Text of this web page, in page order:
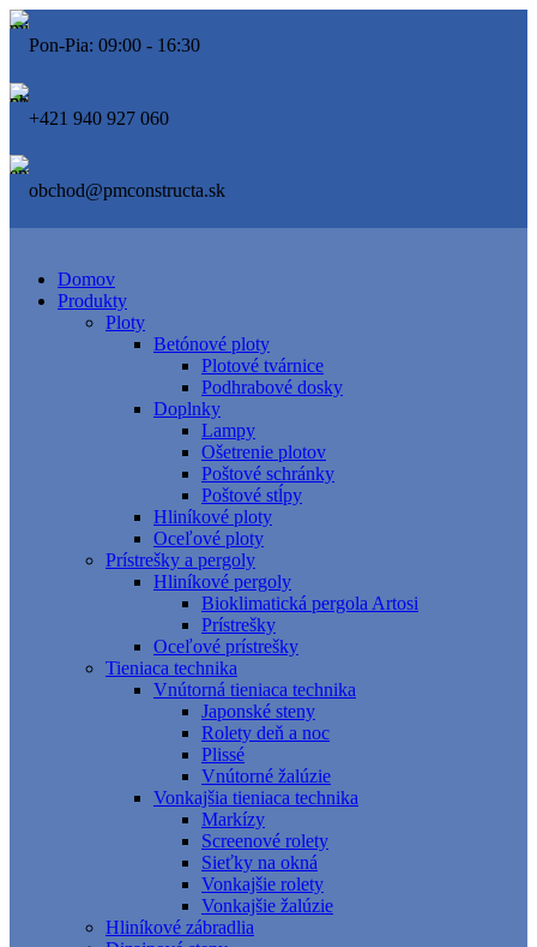
Pon-Pia: 09:00 - 16:30
+421 940 927 060
obchod@pmconstructa.sk
Domov
Produkty
Ploty
Betónové ploty
Plotové tvárnice
Podhrabové dosky
Doplnky
Lampy
Ošetrenie plotov
Poštové schránky
Poštové stĺpy
Hliníkové ploty
Oceľové ploty
Prístrešky a pergoly
Hliníkové pergoly
Bioklimatická pergola Artosi
Prístrešky
Oceľové prístrešky
Tieniaca technika
Vnútorná tieniaca technika
Japonské steny
Rolety deň a noc
Plissé
Vnútorné žalúzie
Vonkajšia tieniaca technika
Markízy
Screenové rolety
Sieťky na okná
Vonkajšie rolety
Vonkajšie žalúzie
Hliníkové zábradlia